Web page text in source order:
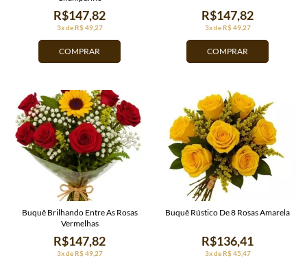
COMPRAR
3x de R$ 49,27
R$147,82
COMPRAR
3x de R$ 49,27
R$147,82
3x de R$ 49,27
R$147,82
Buquê Brilhando Entre As Rosas
Vermelhas
3x de R$ 45,47
R$136,41
Buquê Rústico De 8 Rosas Amarela